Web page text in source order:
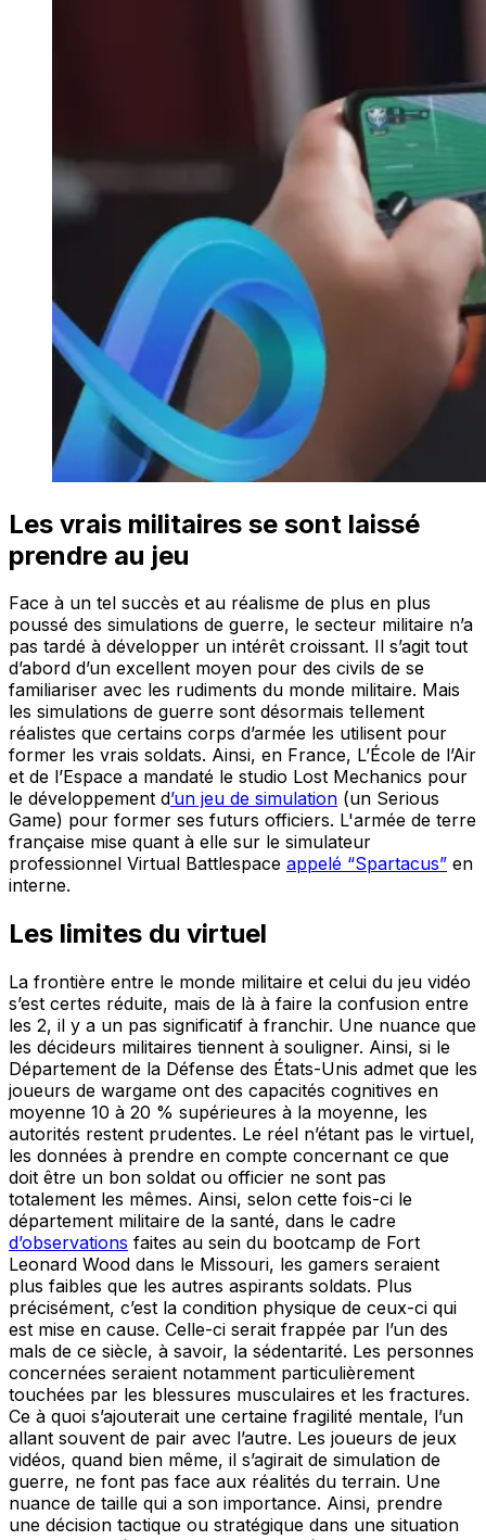
Les vrais militaires se sont laissé
prendre au jeu
Face à un tel succès et au réalisme de plus en plus
poussé des simulations de guerre, le secteur militaire n’a
pas tardé à développer un intérêt croissant. Il s’agit tout
d’abord d’un excellent moyen pour des civils de se
familiariser avec les rudiments du monde militaire. Mais
les simulations de guerre sont désormais tellement
réalistes que certains corps d’armée les utilisent pour
former les vrais soldats. Ainsi, en France, L’École de l’Air
et de l’Espace a mandaté le studio Lost Mechanics pour
le développement d’un jeu de simulation (un Serious
Game) pour former ses futurs officiers. L'armée de terre
française mise quant à elle sur le simulateur
professionnel Virtual Battlespace appelé “Spartacus” en
interne.
Les limites du virtuel
La frontière entre le monde militaire et celui du jeu vidéo
s’est certes réduite, mais de là à faire la confusion entre
les 2, il y a un pas significatif à franchir. Une nuance que
les décideurs militaires tiennent à souligner. Ainsi, si le
Département de la Défense des États-Unis admet que les
joueurs de wargame ont des capacités cognitives en
moyenne 10 à 20 % supérieures à la moyenne, les
autorités restent prudentes. Le réel n’étant pas le virtuel,
les données à prendre en compte concernant ce que
doit être un bon soldat ou officier ne sont pas
totalement les mêmes. Ainsi, selon cette fois-ci le
département militaire de la santé, dans le cadre
d’observations faites au sein du bootcamp de Fort
Leonard Wood dans le Missouri, les gamers seraient
plus faibles que les autres aspirants soldats. Plus
précisément, c’est la condition physique de ceux-ci qui
est mise en cause. Celle-ci serait frappée par l’un des
mals de ce siècle, à savoir, la sédentarité. Les personnes
concernées seraient notamment particulièrement
touchées par les blessures musculaires et les fractures.
Ce à quoi s’ajouterait une certaine fragilité mentale, l’un
allant souvent de pair avec l’autre. Les joueurs de jeux
vidéos, quand bien même, il s’agirait de simulation de
guerre, ne font pas face aux réalités du terrain. Une
nuance de taille qui a son importance. Ainsi, prendre
une décision tactique ou stratégique dans une situation